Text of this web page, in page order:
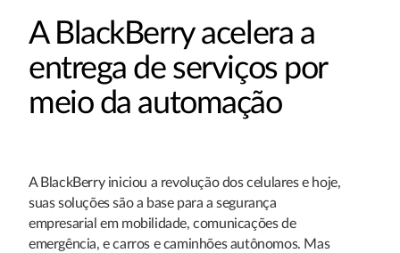
A BlackBerry acelera a
entrega de serviços por
meio da automação
A BlackBerry iniciou a revolução dos celulares e hoje,
suas soluções são a base para a segurança
empresarial em mobilidade, comunicações de
emergência, e carros e caminhões autônomos. Mas